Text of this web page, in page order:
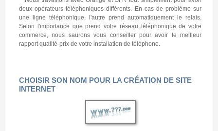
deux opérateurs téléphoniques différents. En cas de problème sur
une ligne téléphonique, l'autre prend automatiquement le relais.
Selon l'importance que prend votre réseau téléphonique de votre
commerce, nous saurons vous conseiller pour avoir le meilleur
rapport qualité-prix de votre installation de téléphone.
CHOISIR SON NOM POUR LA CRÉATION DE SITE
INTERNET